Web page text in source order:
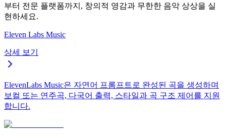
부터 전문 플랫폼까지, 창의적 영감과 무한한 음악 상상을 실
현하세요.
Eleven Labs Music
상세 보기
ElevenLabs Music은 자연어 프롬프트로 완성된 곡을 생성하며
보컬 또는 연주곡, 다국어 출력, 스타일과 곡 구조 제어를 지원
합니다.